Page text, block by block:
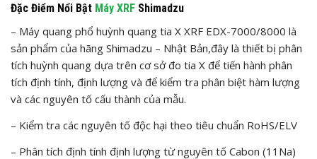
Đặc Điểm Nổi Bật Máy XRF Shimadzu
– Máy quang phổ huỳnh quang tia X XRF EDX-7000/8000 là
sản phẩm của hãng Shimadzu – Nhật Bản,đây là thiết bị phân
tích huỳnh quang dựa trên cơ sở đo tia X để tiến hành phân
tích định tính, định lượng và để kiểm tra phân biệt hàm lượng
và các nguyên tố cấu thành của mẫu.
– Kiểm tra các nguyên tố độc hại theo tiêu chuẩn RoHS/ELV
– Phân tích định tính định lượng từ nguyên tố Cabon (11Na)